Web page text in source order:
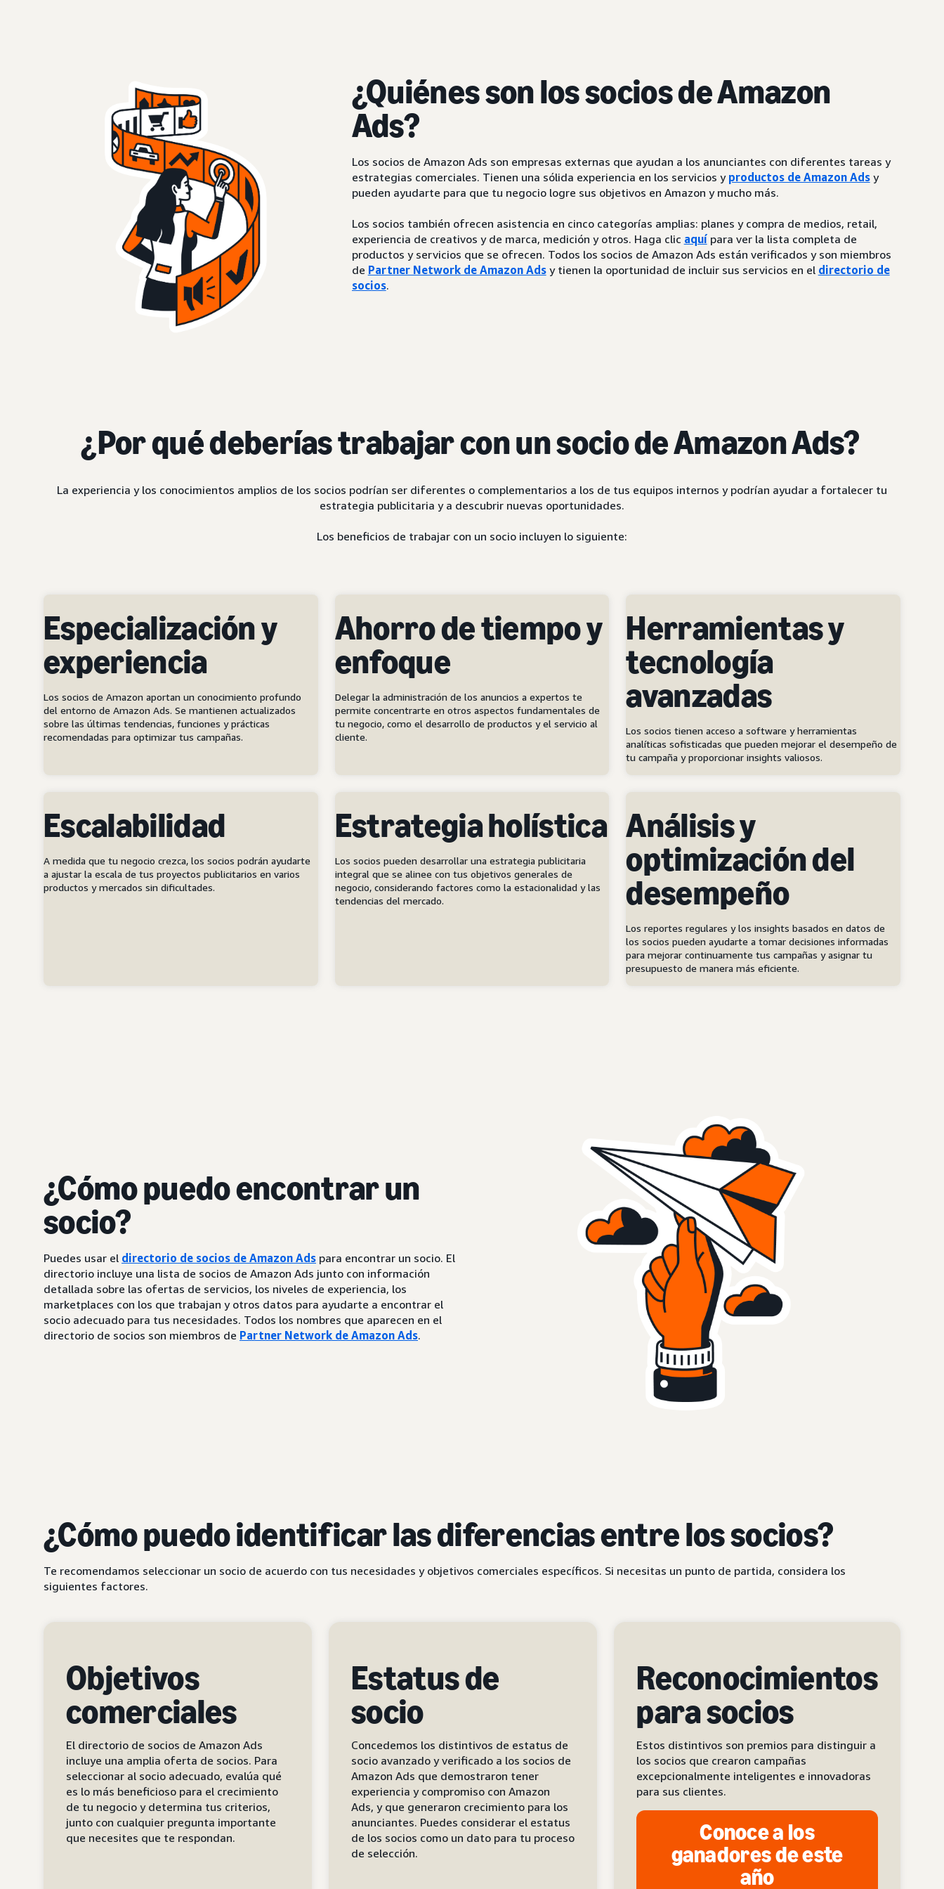
¿Quiénes son los socios de Amazon
Ads?
Los socios de Amazon Ads son empresas externas que ayudan a los anunciantes con diferentes tareas y
estrategias comerciales. Tienen una sólida experiencia en los servicios y productos de Amazon Adsy
pueden ayudarte para que tu negocio logre sus objetivos en Amazon y mucho más.
Los socios también ofrecen asistencia en cinco categorías amplias: planes y compra de medios, retail,
experiencia de creativos y de marca, medición y otros. Haga clic aquípara ver la lista completa de
productos y servicios que se ofrecen. Todos los socios de Amazon Ads están verificados y son miembros
de Partner Network de Amazon Adsy tienen la oportunidad de incluir sus servicios en el directorio de
socios.
¿Por qué deberías trabajar con un socio de Amazon Ads?
La experiencia y los conocimientos amplios de los socios podrían ser diferentes o complementarios a los de tus equipos internos y podrían ayudar a fortalecer tu
estrategia publicitaria y a descubrir nuevas oportunidades.
Los beneficios de trabajar con un socio incluyen lo siguiente:
Especialización y
experiencia
Los socios de Amazon aportan un conocimiento profundo
del entorno de Amazon Ads. Se mantienen actualizados
sobre las últimas tendencias, funciones y prácticas
recomendadas para optimizar tus campañas.
Ahorro de tiempo y
enfoque
Delegar la administración de los anuncios a expertos te
permite concentrarte en otros aspectos fundamentales de
tu negocio, como el desarrollo de productos y el servicio al
cliente.
Herramientas y
tecnología
avanzadas
Los socios tienen acceso a software y herramientas
analíticas sofisticadas que pueden mejorar el desempeño de
tu campaña y proporcionar insights valiosos.
Escalabilidad
A medida que tu negocio crezca, los socios podrán ayudarte
a ajustar la escala de tus proyectos publicitarios en varios
productos y mercados sin dificultades.
Estrategia holística
Los socios pueden desarrollar una estrategia publicitaria
integral que se alinee con tus objetivos generales de
negocio, considerando factores como la estacionalidad y las
tendencias del mercado.
Análisis y
optimización del
desempeño
Los reportes regulares y los insights basados en datos de
los socios pueden ayudarte a tomar decisiones informadas
para mejorar continuamente tus campañas y asignar tu
presupuesto de manera más eficiente.
¿Cómo puedo encontrar un
socio?
Puedes usar el directorio de socios de Amazon Ads para encontrar un socio. El
directorio incluye una lista de socios de Amazon Ads junto con información
detallada sobre las ofertas de servicios, los niveles de experiencia, los
marketplaces con los que trabajan y otros datos para ayudarte a encontrar el
socio adecuado para tus necesidades. Todos los nombres que aparecen en el
directorio de socios son miembros de Partner Network de Amazon Ads.
¿Cómo puedo identificar las diferencias entre los socios?
Te recomendamos seleccionar un socio de acuerdo con tus necesidades y objetivos comerciales específicos. Si necesitas un punto de partida, considera los
siguientes factores.
Objetivos
comerciales
El directorio de socios de Amazon Ads
incluye una amplia oferta de socios. Para
seleccionar al socio adecuado, evalúa qué
es lo más beneficioso para el crecimiento
de tu negocio y determina tus criterios,
junto con cualquier pregunta importante
que necesites que te respondan.
Estatus de
socio
Concedemos los distintivos de estatus de
socio avanzado y verificado a los socios de
Amazon Ads que demostraron tener
experiencia y compromiso con Amazon
Ads, y que generaron crecimiento para los
anunciantes. Puedes considerar el estatus
de los socios como un dato para tu proceso
de selección.
Reconocimientos
para socios
Estos distintivos son premios para distinguir a
los socios que crearon campañas
excepcionalmente inteligentes e innovadoras
para sus clientes.
Conoce a los
ganadores de este
año